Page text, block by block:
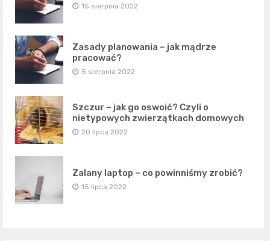
15 sierpnia 2022
Zasady planowania – jak mądrze
pracować?
5 sierpnia 2022
Szczur – jak go oswoić? Czyli o
nietypowych zwierzątkach domowych
20 lipca 2022
Zalany laptop – co powinniśmy zrobić?
15 lipca 2022